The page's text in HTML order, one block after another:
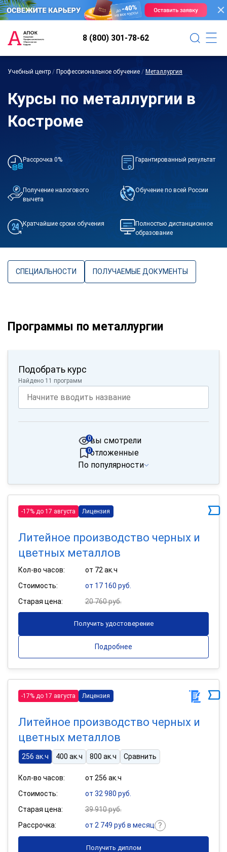
8 (800) 301-78-62
Учебный центр / Профессиональное обучение / Металлургия
Курсы по металлургии в
Костроме
Рассрочка 0% Гарантированный результат
Получение налогового
вычета
Обучение по всей России
Кратчайшие сроки обучения
Полностью дистанционное
образование
СПЕЦИАЛЬНОСТИ ПОЛУЧАЕМЫЕ ДОКУМЕНТЫ
Программы по металлургии
Подобрать курс
Найдено 11 программ
вы смотрели
0
отложенные
0
По популярности
-17% до 17 августа Лицензия
Литейное производство черных и
цветных металлов
Кол-во часов:
от 72 ак.ч
Стоимость:
от 17 160 руб.
Старая цена:
20 760 руб.
Получить удостоверение
Подробнее
-17% до 17 августа Лицензия
Литейное производство черных и
цветных металлов
256 ак.ч 400 ак.ч 800 ак.ч Сравнить
Кол-во часов:
от 256 ак.ч
Стоимость:
от 32 980 руб.
Старая цена:
39 910 руб.
Рассрочка:
от 2 749 руб в месяц
Получить диплом